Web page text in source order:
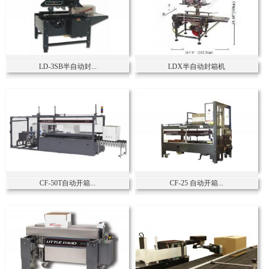
LD-3SB半自动封... LDX半自动封箱机
CF-50T自动开箱... CF-25 自动开箱...